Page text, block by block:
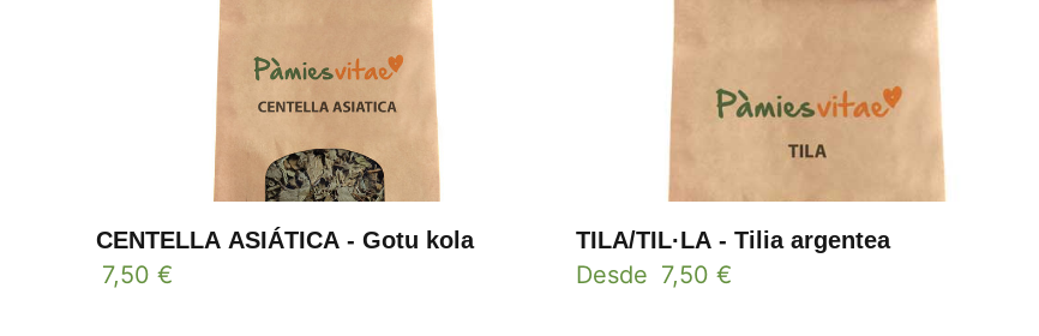
CENTELLA ASIÁTICA - Gotu kola
7,50 €
TILA/TIL·LA - Tilia argentea
Desde 7,50 €